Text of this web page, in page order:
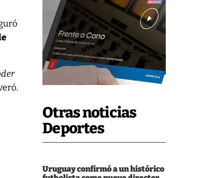
Otras noticias
Deportes
Uruguay confirmó a un histórico